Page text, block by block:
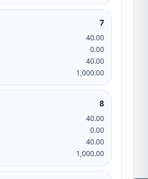
7
40.00
0.00
40.00
1,000.00
8
40.00
0.00
40.00
1,000.00